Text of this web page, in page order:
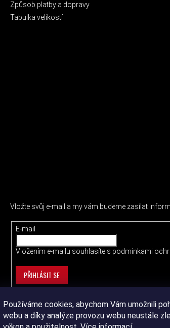
Používáme cookies, abychom Vám umožnili
webu a díky analýze provozu webu neustále
Způsob platby a dopravy
Tabulka velikostí
Vložte svůj e-mail a my vám budeme zasílat
E-mail
Vložením e-mailu souhlasíte s podmínkami
PŘIHLÁSIT SE